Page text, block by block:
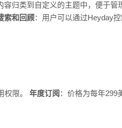
归类到自定义的主题中，便于管
索和回顾：用户可以通过Heyday
限。 年度订阅 ：价格为每年299